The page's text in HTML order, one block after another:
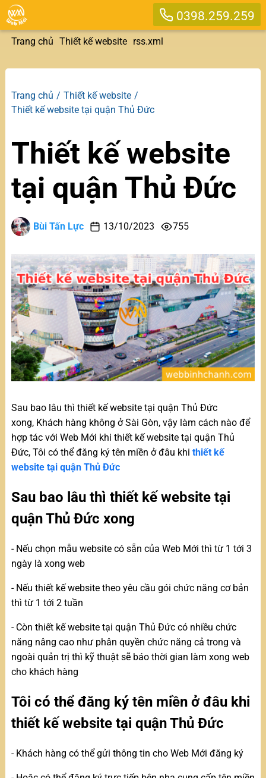
0398.259.259
Trang chủ Thiết kế website rss.xml
Trang chủ
Thiết kế website
Thiết kế website tại quận Thủ Đức
Thiết kế website
tại quận Thủ Đức
Bùi Tấn Lực 13/10/2023 755
Sau bao lâu thì thiết kế website tại quận Thủ Đức
xong, Khách hàng không ở Sài Gòn, vậy làm cách nào để
hợp tác với Web Mới khi thiết kế website tại quận Thủ
Đức, Tôi có thể đăng ký tên miền ở đâu khi thiết kế
website tại quận Thủ Đức
Sau bao lâu thì thiết kế website tại
quận Thủ Đức xong
- Nếu chọn mẫu website có sẵn của Web Mới thì từ 1 tới 3
ngày là xong web
- Nếu thiết kế website theo yêu cầu gói chức năng cơ bản
thì từ 1 tới 2 tuần
- Còn thiết kế website tại quận Thủ Đức có nhiều chức
năng nâng cao như phân quyền chức năng cả trong và
ngoài quản trị thì kỹ thuật sẽ báo thời gian làm xong web
cho khách hàng
Tôi có thể đăng ký tên miền ở đâu khi
thiết kế website tại quận Thủ Đức
- Khách hàng có thể gửi thông tin cho Web Mới đăng ký